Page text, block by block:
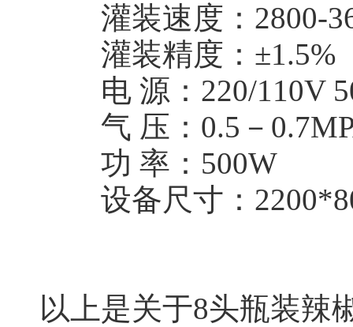
灌装速度：2800-
灌装精度：±1.5%
电 源：220/110V
气 压：0.5－
功 率：500W
设备尺寸：
以上是关于8头瓶装辣